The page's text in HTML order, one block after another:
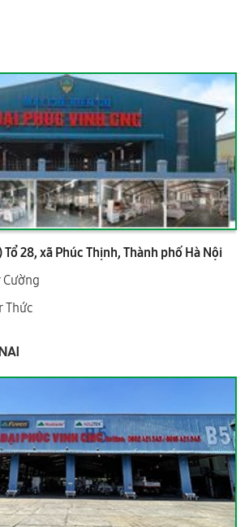
28, xã Phúc Thịnh, Thành phố Hà Nội
Thức